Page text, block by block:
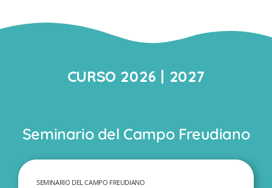
CURSO 2026 | 2027
Seminario del Campo Freudiano
SEMINARIO DEL CAMPO FREUDIANO